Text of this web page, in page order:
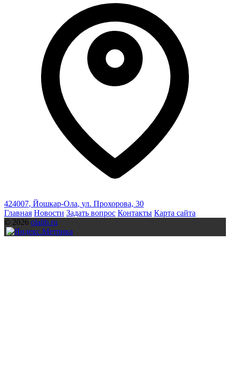
424007, Йошкар-Ола, ул. Прохорова, 30
Главная Новости Задать вопрос Контакты Карта сайта
© 2026 olalib.ru